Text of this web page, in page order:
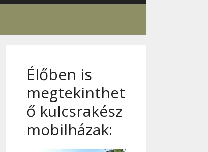
Élőben is
megtekinthet
ő kulcsrakész
mobilházak: